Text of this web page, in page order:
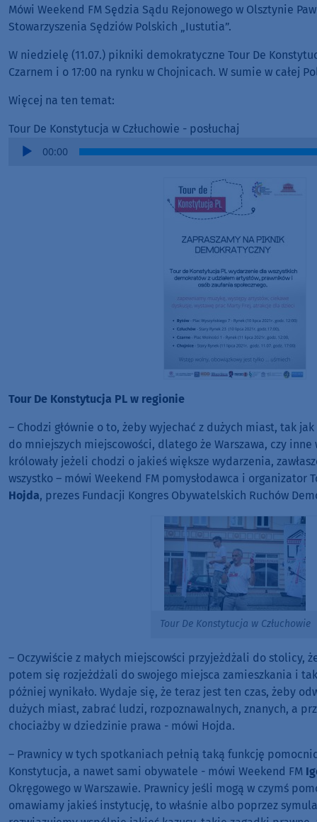
Mówi Weekend FM Sędzia Sądu Rejonowego w Olsztynie
Stowarzyszenia Sędziów Polskich „Iustutia”.
W niedzielę (11.07.) pikniki demokratyczne Tour De
Czarnem i o 17:00 na rynku w Chojnicach. W sumie w całej
Więcej na ten temat:
Tour De Konstytucja w Człuchowie - posłuchaj
Audio
00:00
Tour De Konstytucja PL w regionie
– Chodzi głównie o to, żeby wyjechać z dużych miast, tak
do mniejszych miejscowości, dlatego że Warszawa, czy
królowały jeżeli chodzi o jakieś większe wydarzenia,
wszystko – mówi Weekend FM pomysłodawca i organizator
Hojda, prezes Fundacji Kongres Obywatelskich Ruchów
Tour De Konstytucja w Człuchowie
– Oczywiście z małych miejscowści przyjeżdżali do stolicy,
potem się rozjeżdżali do swojego miejsca zamieszkania i
póżniej wynikało. Wydaje się, że teraz jest ten czas, żeby
dużych miast, zabrać ludzi, rozpoznawalnych, znanych, a
chociażby w dziedzinie prawa - mówi Hojda.
– Prawnicy w tych spotkaniach pełnią taką funkcję
Konstytucja, a nawet sami obywatele - mówi Weekend FM
Okręgowego w Warszawie. Prawnicy jeśli mogą w czymś
omawiamy jakieś instytucję, to właśnie albo poprzez